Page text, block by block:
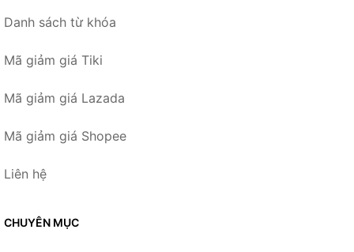
Danh sách từ khóa
Mã giảm giá Tiki
Mã giảm giá Lazada
Mã giảm giá Shopee
Liên hệ
CHUYÊN MỤC